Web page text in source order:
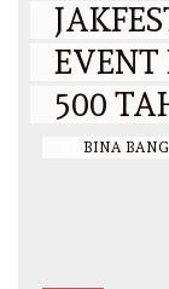
EVENT
500
BINA